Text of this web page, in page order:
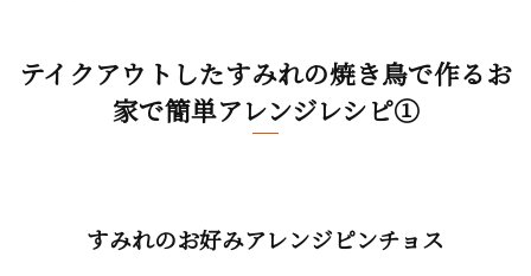
テイクアウトしたすみれの焼き鳥で作るお
家で簡単アレンジレシピ①
すみれのお好みアレンジピンチョス